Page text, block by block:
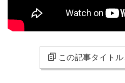
この記事タイト